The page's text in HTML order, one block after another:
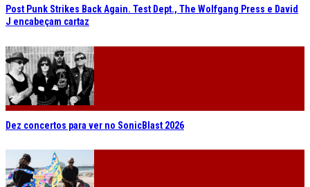
Post Punk Strikes Back Again. Test Dept., The Wolfgang Press e David
J encabeçam cartaz
Dez concertos para ver no SonicBlast 2026